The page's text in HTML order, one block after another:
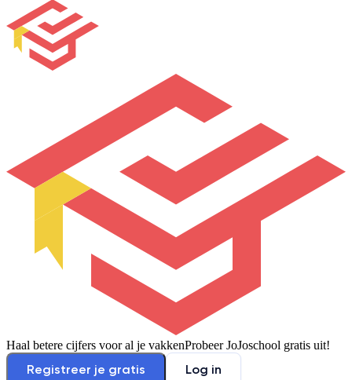
Haal betere cijfers voor al je vakkenProbeer JoJoschool gratis uit!
Registreer je gratis Log in